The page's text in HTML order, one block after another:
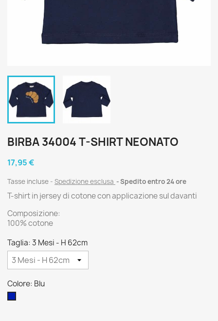
BIRBA 34004 T-SHIRT NEONATO
17,95 €
Tasse incluse Spedizione esclusa Spedito entro 24 ore
T-shirt in jersey di cotone con applicazione sul davanti
Composizione:
100% cotone
Taglia: 3 Mesi - H 62cm
Colore: Blu